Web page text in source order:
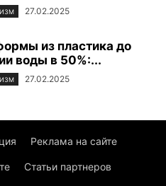
27.02.2025
из пластика до
воды в 50%:...
27.02.2025
Реклама на сайте
Статьи партнеров